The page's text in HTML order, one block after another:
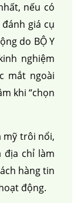
nếu có
giá cụ
do BỘ Y
nghiệm
mắt ngoài
khi “chọn
mỹ trôi nổi,
địa chỉ làm
hàng tin
động.